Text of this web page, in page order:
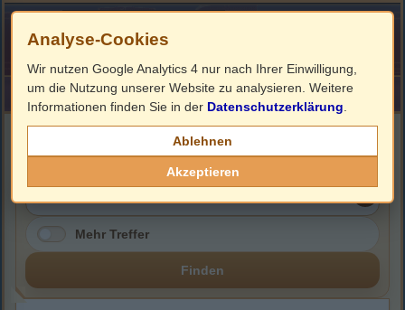
HOME ImpressumLinks
Christine Cabanne
Mehr Treffer
Finden
Analyse-Cookies
Wir nutzen Google Analytics 4 nur nach Ihrer Einwilligung,
um die Nutzung unserer Website zu analysieren. Weitere
Informationen finden Sie in der Datenschutzerklärung
Ablehnen
Akzeptieren